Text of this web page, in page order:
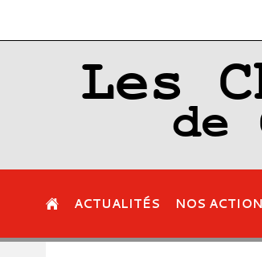
Lesde
ACTUALITÉS NOS